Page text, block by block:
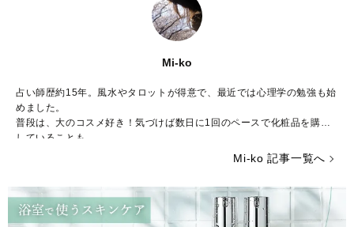
Mi-ko
占い師歴約15年。風水やタロットが得意で、最近では心理学の勉強も始
めました。
普段は、大のコスメ好き！気づけば数日に1回のペースで化粧品を購入
していることも……。
ストレスが多い今の時代……癒やしが欲しいという方のために、のんび
りした海辺の街からみなさんの心を少しだけ暖かくする言葉をお届けで
Mi-ko 記事一覧へ